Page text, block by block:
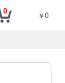
0
￥0